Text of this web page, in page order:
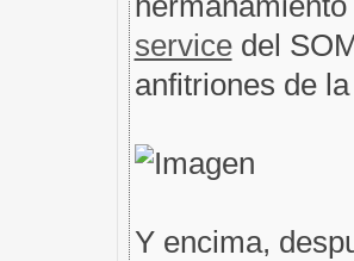
servicedel
anfitriones de
Y encima,